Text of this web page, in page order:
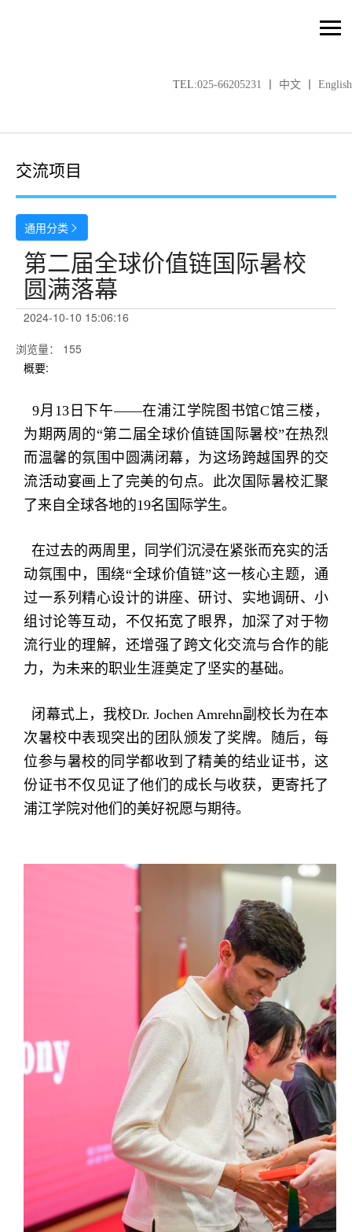
TEL:025-66205231 中文 English
交流项目
通用分类 
第二届全球价值链国际暑校
圆满落幕
2024-10-10 15:06:16
浏览量：
155
概要:
9月13日下午——在浦江学院图书馆C馆三楼，
为期两周的“第二届全球价值链国际暑校”在热烈
而温馨的氛围中圆满闭幕，为这场跨越国界的交
流活动宴画上了完美的句点。此次国际暑校汇聚
了来自全球各地的19名国际学生。
在过去的两周里，同学们沉浸在紧张而充实的活
动氛围中，围绕“全球价值链”这一核心主题，通
过一系列精心设计的讲座、研讨、实地调研、小
组讨论等互动，不仅拓宽了眼界，加深了对于物
流行业的理解，还增强了跨文化交流与合作的能
力，为未来的职业生涯奠定了坚实的基础。
闭幕式上，我校Dr. Jochen Amrehn副校长为在本
次暑校中表现突出的团队颁发了奖牌。随后，每
位参与暑校的同学都收到了精美的结业证书，这
份证书不仅见证了他们的成长与收获，更寄托了
浦江学院对他们的美好祝愿与期待。